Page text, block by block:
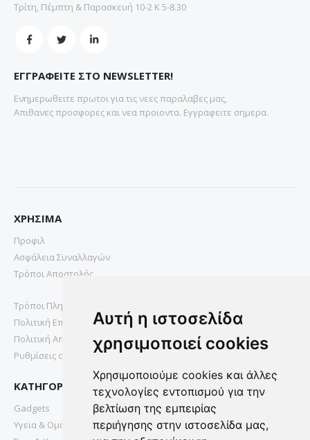
Αυτή η ιστοσελίδα
χρησιμοποιεί cookies
Χρησιμοποιούμε cookies και άλλες
τεχνολογίες εντοπισμού για την
βελτίωση της εμπειρίας
περιήγησης στην ιστοσελίδα μας,
Τρίτη, Πέμπτη & Παρασκευή 10-2 Κ 5-8.30
ΕΓΓΡΑΦΕΙΤΕ ΣΤΟ NEWSLETTER!
Ενημερωθειτε πρωτοι για τις νεες παραλαβες μας,
Απιθανες προσφορες και νεα προιοντα. Εγγραφειτε σημερα.
ΧΡΗΣΙΜΑ
Προφιλ
Ασφάλεια Συναλλαγών
Τρόποι Αποστολής
Τρόποι Πληρωμής
Πολιτική Επιστροφών
Πολιτική Απορρήτου
Ρυθμίσεις cookies
ΚΑΤΗΓΟΡΙΕΣ
Gadgets
Υγεια & Ομορφια